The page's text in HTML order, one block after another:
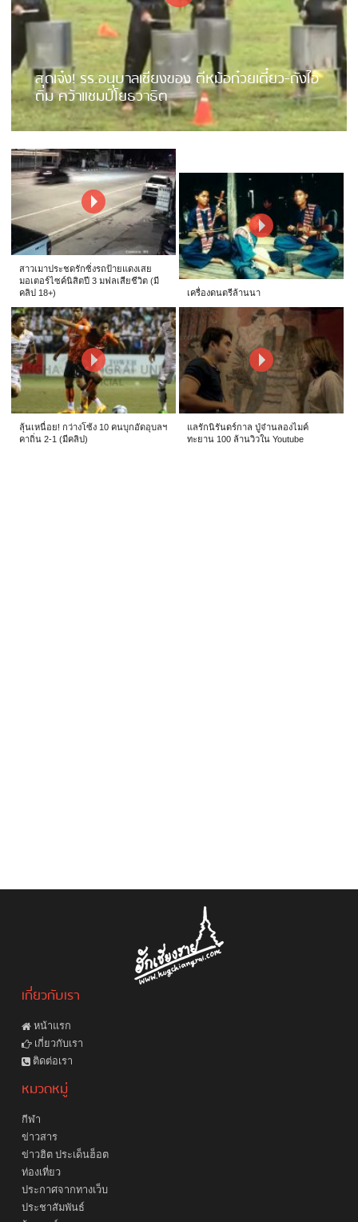
สุดเจ๋ง! รร.อนุบาลเชียงของ ตีหม้อก๋วยเตี๋ยว-ถังไอ
ติม คว้าแชมป์โยธวาธิต
สาวเมาประชดรักซิ่งรถป้ายแดงเสย
มอเตอร์ไซค์นิสิตปี 3 มฟลเสียชีวิต (มี
คลิป 18+)
เครื่องดนตรีล้านนา
ลุ้นเหนื่อย! กว่างโซ้ง 10 คนบุกอัดอุบลฯ
คาถิ่น 2-1 (มีคลิป)
แลรักนิรันดร์กาล ปู่จ๋านลองไมค์
ทะยาน 100 ล้านวิวใน Youtube
เกี่ยวกับเรา
หน้าแรก
เกี่ยวกับเรา
ติดต่อเรา
หมวดหมู่
กีฬา
ข่าวสาร
ข่าวฮิต ประเด็นฮ็อต
ท่องเที่ยว
ประกาศจากทางเว็บ
ประชาสัมพันธ์